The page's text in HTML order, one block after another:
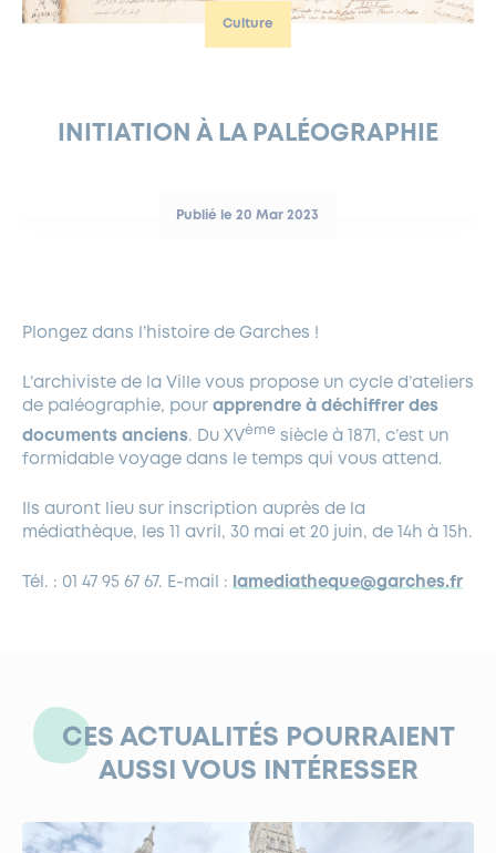
LOCATION DE SALLES
DÉVELOPPEMENT DURABLE
PARCS ET SQUARES DE LA VILLE
DEMANDE D’ABATTAGE
GESTION DU PATRIMOINE ARBORÉ
Culture
INITIATION À LA PALÉOGRAPHIE
Publié le 20 Mar 2023
Plongez dans l’histoire de Garches !
L’archiviste de la Ville vous propose un cycle d’ateliers
de paléographie, pour apprendre à déchiffrer des
documents anciens. Du XVème siècle à 1871, c’est un
formidable voyage dans le temps qui vous attend.
Ils auront lieu sur inscription auprès de la
médiathèque, les
11 avril, 30 mai et 20 juin, de 14h à 15h.
Tél. : 01 47 95 67 67. E-mail : lamediatheque@garches.fr
CES ACTUALITÉS POURRAIENT
AUSSI VOUS INTÉRESSER